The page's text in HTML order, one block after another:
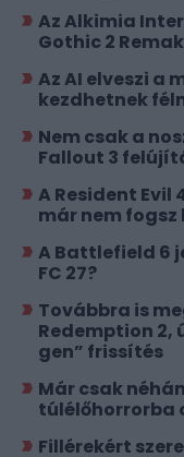
Az Alkimia
Gothic 2
Az AI elveszi a
kezdhetnek
Nem csak a
Fallout 3
A Resident
már nem
A Battlefield 6
FC 27?
Továbbra is
Redemption 2,
gen” frissítés
Már csak
túlélőhorrorba
Fillérekért